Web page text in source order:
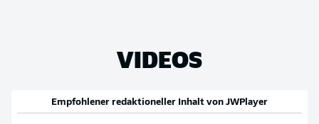
VIDEOS
Empfohlener redaktioneller Inhalt von JWPlayer